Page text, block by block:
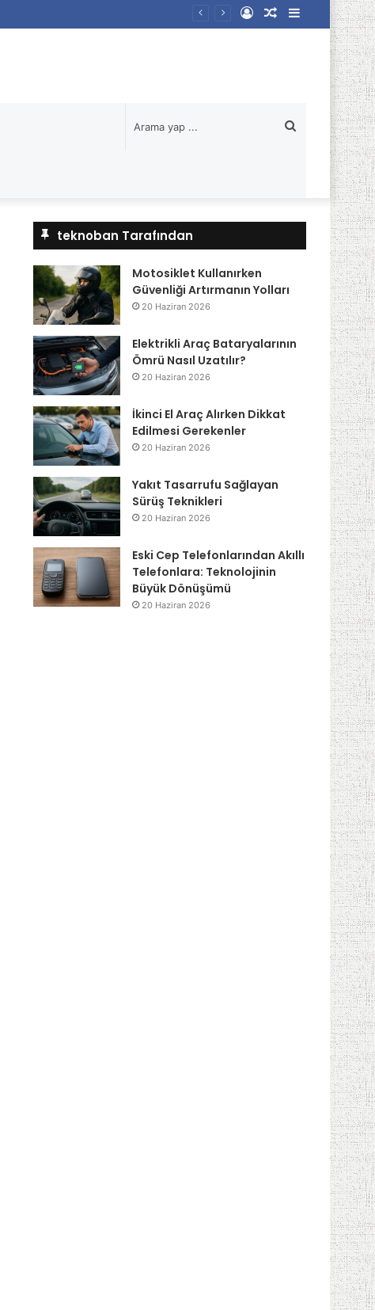
Kenar
Bölmesi
Rastgele
Kayıt
...
teknoban Tarafından
Motosiklet Kullanırken
Güvenliği Artırmanın Yolları
20 Haziran 2026
Elektrikli Araç Bataryalarının
Ömrü Nasıl Uzatılır?
20 Haziran 2026
İkinci El Araç Alırken Dikkat
Edilmesi Gerekenler
20 Haziran 2026
Yakıt Tasarrufu Sağlayan
Sürüş Teknikleri
20 Haziran 2026
Eski Cep Telefonlarından Akıllı
Telefonlara: Teknolojinin
Büyük Dönüşümü
20 Haziran 2026